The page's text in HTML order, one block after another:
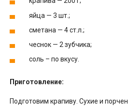
яйца — 3 шт.;
сметана — 4 ст.л.;
чеснок — 2 зубчика;
соль – по вкусу.
Приготовление:
Подготовим крапиву. Сухие и